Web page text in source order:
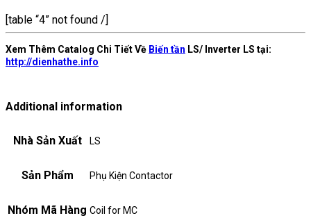
[table “4” not found /]
Xem Thêm Catalog Chi Tiết Về Biến tần LS/ Inverter LS tại:
http://dienhathe.info
Additional information
Nhà Sản Xuất LS
Sản Phẩm Phụ Kiện Contactor
Nhóm Mã Hàng Coil for MC